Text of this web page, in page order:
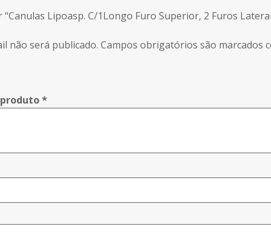
Lipoasp. C/1Longo Furo Superior, 2 Furos
não será publicado. Campos obrigatórios são marcados
*